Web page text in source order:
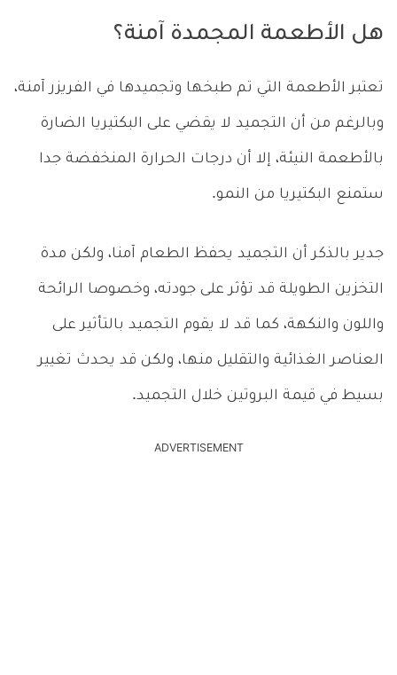
هل الأطعمة المجمدة آمنة؟
تعتبر الأطعمة التي تم طبخها وتجميدها في الفريزر آمنة،
وبالرغم من أن التجميد لا يقضي على البكتيريا الضارة
بالأطعمة النيئة، إلا أن درجات الحرارة المنخفضة جدا
ستمنع البكتيريا من النمو.
جدير بالذكر أن التجميد يحفظ الطعام آمنا، ولكن مدة
التخزين الطويلة قد تؤثر على جودته، وخصوصا الرائحة
واللون والنكهة، كما قد لا يقوم التجميد بالتأثير على
العناصر الغذائية والتقليل منها، ولكن قد يحدث تغيير
بسيط في قيمة البروتين خلال التجميد.
ADVERTISEMENT